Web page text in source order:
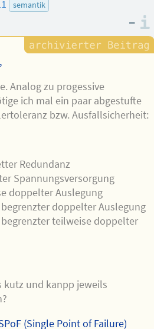
semantik
–
Analog zu progessive
ich mal ein paar abgestufte
bzw. Ausfallsicherheit:
Redundanz
Spannungsversorgung
doppelter Auslegung
doppelter Auslegung
teilweise doppelter
kutz und kanpp jeweils
(Single Point of Failure)